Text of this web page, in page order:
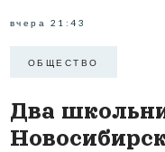
вчера 21:43
ОБЩЕСТВО
Два